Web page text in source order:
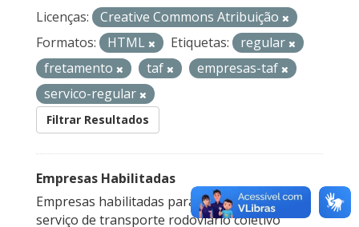
Licenças:
Creative Commons Atribuição
Formatos:
HTML Etiquetas:
regular
fretamento
taf
empresas-taf
servico-regular
Filtrar Resultados
Empresas Habilitadas
Empresas habilitadas para a prestação do
serviço de transporte rodoviário coletivo